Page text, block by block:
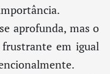
aprofunda, mas o
em igual